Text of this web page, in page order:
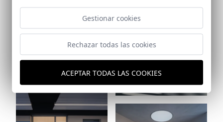
Ref: 9350_48
Gestionar cookies
Rechazar todas las cookies
ACEPTAR TODAS LAS COOKIES